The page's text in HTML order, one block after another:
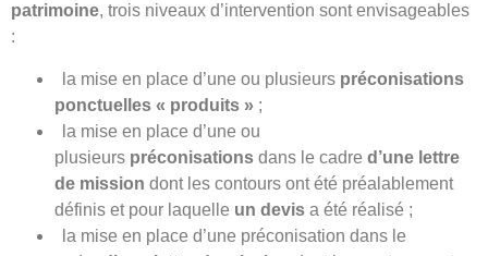
patrimoine, trois niveaux d’intervention sont envisageables
:
la mise en place d’une ou plusieurs préconisations
ponctuelles « produits » ;
la mise en place d’une ou
plusieurs préconisations dans le cadre d’une lettre
de mission dont les contours ont été préalablement
définis et pour laquelle un devis a été réalisé ;
la mise en place d’une préconisation dans le